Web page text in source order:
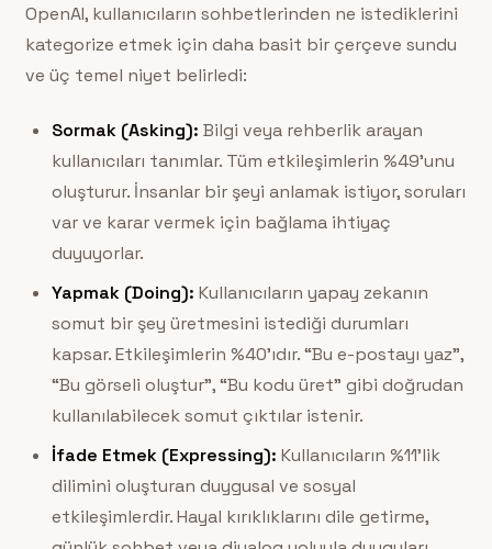
OpenAI, kullanıcıların sohbetlerinden ne istediklerini
kategorize etmek için daha basit bir çerçeve sundu
ve üç temel niyet belirledi:
Sormak (Asking): Bilgi veya rehberlik arayan
kullanıcıları tanımlar. Tüm etkileşimlerin %49’unu
oluşturur. İnsanlar bir şeyi anlamak istiyor, soruları
var ve karar vermek için bağlama ihtiyaç
duyuyorlar.
Yapmak (Doing): Kullanıcıların yapay zekanın
somut bir şey üretmesini istediği durumları
kapsar. Etkileşimlerin %40’ıdır. “Bu e-postayı yaz”,
“Bu görseli oluştur”, “Bu kodu üret” gibi doğrudan
kullanılabilecek somut çıktılar istenir.
İfade Etmek (Expressing): Kullanıcıların %11’lik
dilimini oluşturan duygusal ve sosyal
etkileşimlerdir. Hayal kırıklıklarını dile getirme,